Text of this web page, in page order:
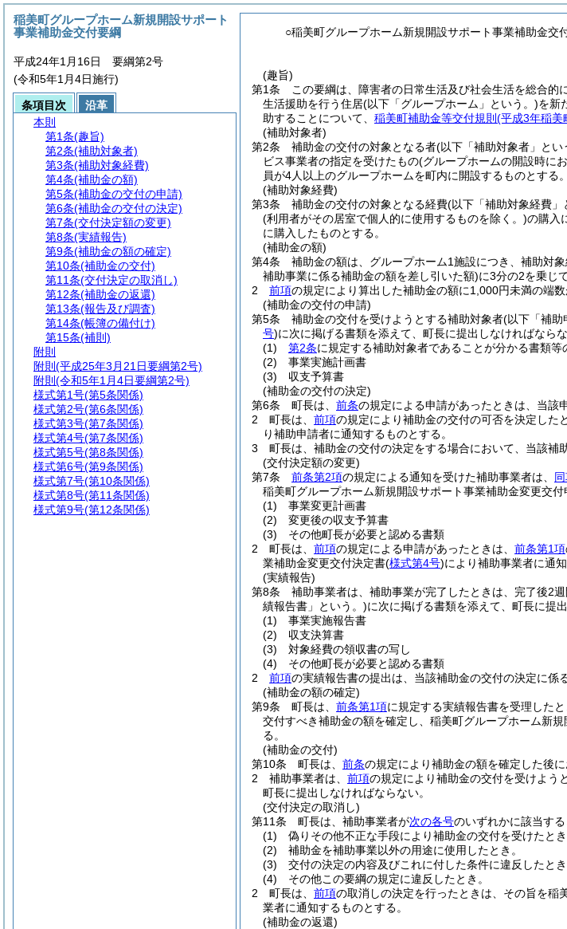
○稲美町グループホーム新規開設サポート事業補助金交
(趣旨)
第1条
この要綱は、障害者の日常生活及び社会生活を総合的
生活援助を行う住居(以下「グループホーム」という。)を新
助することについて、 稲美町補助金等交付規則 (平成3年稲美
(補助対象者)
第2条
補助金の交付の対象となる者(以下「補助対象者」とい
ビス事業者の指定を受けたもの(グループホームの開設時に
員が4人以上のグループホームを町内に開設するものとする。
(補助対象経費)
第3条
補助金の交付の対象となる経費(以下「補助対象経費」
(利用者がその居室で個人的に使用するものを除く。)の購入
に購入したものとする。
(補助金の額)
第4条
補助金の額は、グループホーム1施設につき、補助対
補助事業に係る補助金の額を差し引いた額)に3分の2を乗じ
2
前項の規定により算出した補助金の額に1,000円未満の端
(補助金の交付の申請)
第5条
補助金の交付を受けようとする補助対象者(以下「補助
号)に次に掲げる書類を添えて、町長に提出しなければならな
(1)
第2条に規定する補助対象者であることが分かる書類等
(2)
事業実施計画書
(3)
収支予算書
(補助金の交付の決定)
第6条
町長は、 前条の規定による申請があったときは、当該
2
町長は、 前項の規定により補助金の交付の可否を決定した
り補助申請者に通知するものとする。
3
町長は、補助金の交付の決定をする場合において、当該補
(交付決定額の変更)
第7条
前条第2項の規定による通知を受けた補助事業者は、
稲美町グループホーム新規開設サポート事業補助金変更交付
(1)
事業変更計画書
(2)
変更後の収支予算書
(3)
その他町長が必要と認める書類
2
町長は、 前項の規定による申請があったときは、 前条第1項
業補助金変更交付決定書(様式第4号)により補助事業者に通
(実績報告)
第8条
補助事業者は、補助事業が完了したときは、完了後2
績報告書」という。)に次に掲げる書類を添えて、町長に提
(1)
事業実施報告書
(2)
収支決算書
(3)
対象経費の領収書の写し
(4)
その他町長が必要と認める書類
2
前項の実績報告書の提出は、当該補助金の交付の決定に係
(補助金の額の確定)
第9条
町長は、 前条第1項に規定する実績報告書を受理した
交付すべき補助金の額を確定し、稲美町グループホーム新
る。
(補助金の交付)
第10条
町長は、 前条の規定により補助金の額を確定した後
2
補助事業者は、 前項の規定により補助金の交付を受けよう
町長に提出しなければならない。
(交付決定の取消し)
第11条
町長は、補助事業者が次の各号のいずれかに該当す
(1)
偽りその他不正な手段により補助金の交付を受けたとき
(2)
補助金を補助事業以外の用途に使用したとき。
(3)
交付の決定の内容及びこれに付した条件に違反したとき
(4)
その他この要綱の規定に違反したとき。
2
町長は、 前項の取消しの決定を行ったときは、その旨を稲
業者に通知するものとする。
(補助金の返還)
稲美町グループホーム新規開設サポート
事業補助金交付要綱
平成24年1月16日 要綱第2号
(令和5年1月4日施行)
条項目次
沿革
本則
第1条(趣旨)
第2条(補助対象者)
第3条(補助対象経費)
第4条(補助金の額)
第5条(補助金の交付の申請)
第6条(補助金の交付の決定)
第7条(交付決定額の変更)
第8条(実績報告)
第9条(補助金の額の確定)
第10条(補助金の交付)
第11条(交付決定の取消し)
第12条(補助金の返還)
第13条(報告及び調査)
第14条(帳簿の備付け)
第15条(補則)
附則
附則 (平成25年3月21日要綱第2号)
附則 (令和5年1月4日要綱第2号)
様式第1号(第5条関係)
様式第2号(第6条関係)
様式第3号(第7条関係)
様式第4号(第7条関係)
様式第5号(第8条関係)
様式第6号(第9条関係)
様式第7号(第10条関係)
様式第8号(第11条関係)
様式第9号(第12条関係)